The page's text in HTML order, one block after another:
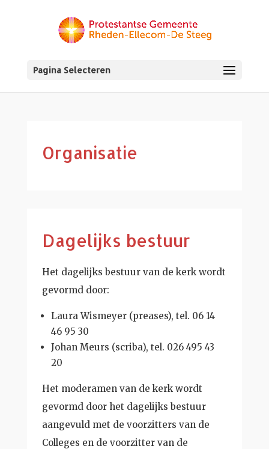
Pagina Selecteren
Organisatie
Dagelijks bestuur
Het dagelijks bestuur van de kerk wordt
gevormd door:
Laura Wismeyer (preases), tel. 06 14
46 95 30
Johan Meurs (scriba), tel. 026 495 43
20
Het moderamen van de kerk wordt
gevormd door het dagelijks bestuur
aangevuld met de voorzitters van de
Colleges en de voorzitter van de